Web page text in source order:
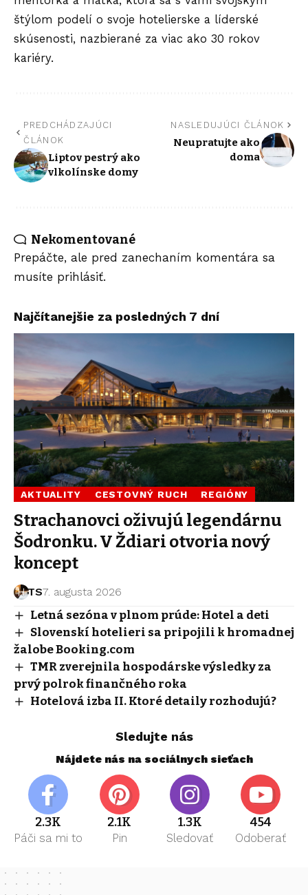
štýlom podelí o svoje hotelierske a líderské
skúsenosti, nazbierané za viac ako 30 rokov
kariéry.
PREDCHÁDZAJÚCI
ČLÁNOK
Liptov pestrý ako
vlkolínske domy
NASLEDUJÚCI ČLÁNOK
Neupratujte ako
doma
Nekomentované
Prepáčte, ale pred zanechaním komentára sa
musíte prihlásiť.
Najčítanejšie za posledných 7 dní
AKTUALITY CESTOVNÝ RUCH REGIÓNY
Strachanovci oživujú legendárnu
Šodronku. V Ždiari otvoria nový
koncept
TS7. augusta 2026
Letná sezóna v plnom prúde: Hotel a deti
Slovenskí hotelieri sa pripojili k hromadnej
žalobe Booking.com
TMR zverejnila hospodárske výsledky za
prvý polrok finančného roka
Hotelová izba II. Ktoré detaily rozhodujú?
Sledujte nás
Nájdete nás na sociálnych sieťach
2.3K
Páči sa mi to
2.1K
Pin
1.3K
Sledovať
454
Odoberať